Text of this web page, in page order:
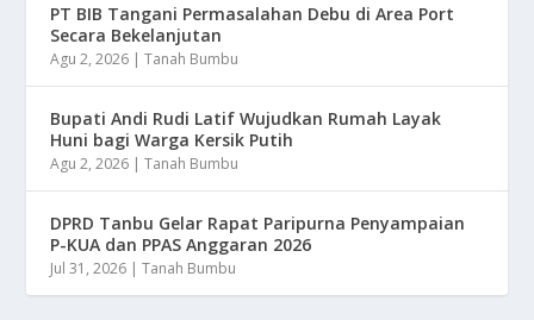
PT BIB Tangani Permasalahan Debu di Area Port
Secara Bekelanjutan
Agu 2, 2026 |Tanah Bumbu
Bupati Andi Rudi Latif Wujudkan Rumah Layak
Huni bagi Warga Kersik Putih
Agu 2, 2026 |Tanah Bumbu
DPRD Tanbu Gelar Rapat Paripurna Penyampaian
P-KUA dan PPAS Anggaran 2026
Jul 31, 2026 |Tanah Bumbu